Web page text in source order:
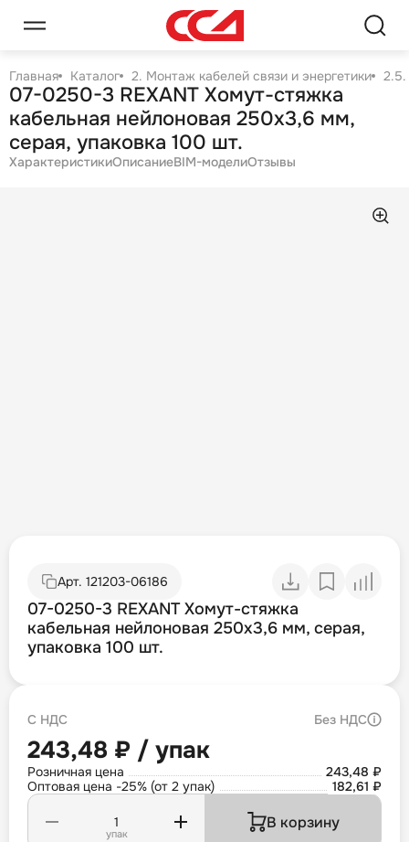
Главная Каталог 2. Монтаж кабелей связи и энергетики 2.5.
07-0250-3 REXANT Хомут-стяжка
кабельная нейлоновая 250x3,6 мм,
серая, упаковка 100 шт.
ХарактеристикиОписаниеBIM-моделиОтзывы
Арт. 121203-06186
07-0250-3 REXANT Хомут-стяжка
кабельная нейлоновая 250x3,6 мм, серая,
упаковка 100 шт.
С НДС Без НДС
243,48 ₽ / упак
Розничная цена
243,48 ₽
Оптовая цена -25% (от 2 упак)
182,61 ₽
упак
В корзину